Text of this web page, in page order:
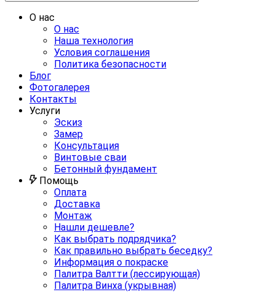
О нас
О нас
Наша технология
Условия соглашения
Политика безопасности
Блог
Фотогалерея
Контакты
Услуги
Эскиз
Замер
Консультация
Винтовые сваи
Бетонный фундамент
Помощь
Оплата
Доставка
Монтаж
Нашли дешевле?
Как выбрать подрядчика?
Как правильно выбрать беседку?
Информация о покраске
Палитра Валтти (лессирующая)
Палитра Винха (укрывная)